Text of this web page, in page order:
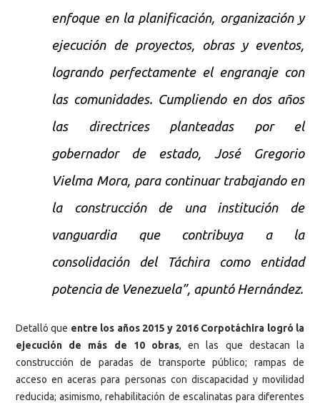
enfoque en la planificación, organización y
ejecución de proyectos, obras y eventos,
logrando perfectamente el engranaje con
las comunidades. Cumpliendo en dos años
las directrices planteadas por el
gobernador de estado, José Gregorio
Vielma Mora, para continuar trabajando en
la construcción de una institución de
vanguardia que contribuya a la
consolidación del Táchira como entidad
potencia de Venezuela”, apuntó Hernández.
Detalló que entre los años 2015 y 2016 Corpotáchira logró la
ejecución de más de 10 obras, en las que destacan la
construcción de paradas de transporte público; rampas de
acceso en aceras para personas con discapacidad y movilidad
reducida; asimismo, rehabilitación de escalinatas para diferentes